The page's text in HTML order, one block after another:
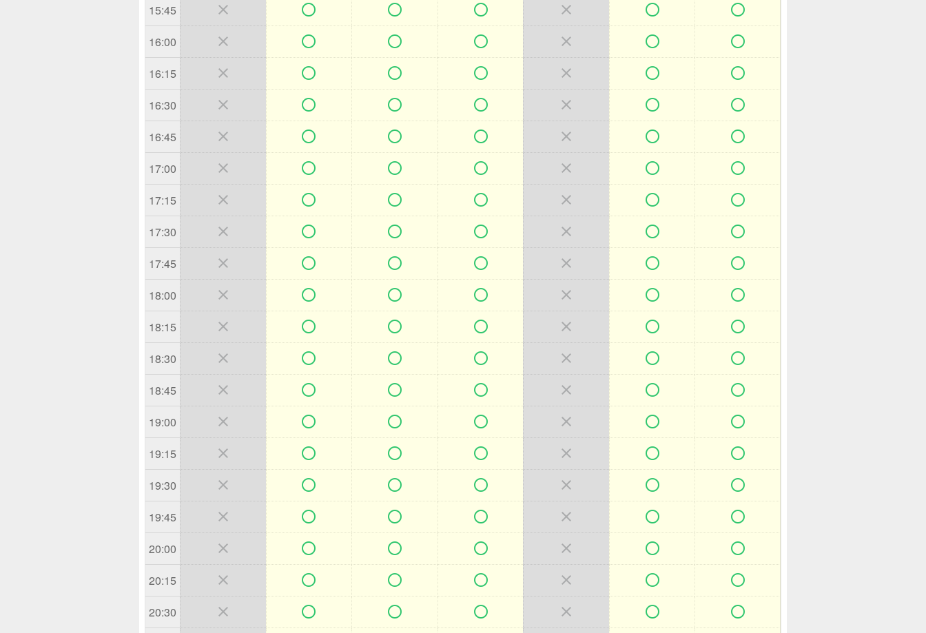
15:45       
16:00       
16:15       
16:30       
16:45       
17:00       
17:15       
17:30       
17:45       
18:00       
18:15       
18:30       
18:45       
19:00       
19:15       
19:30       
19:45       
20:00       
20:15       
20:30       